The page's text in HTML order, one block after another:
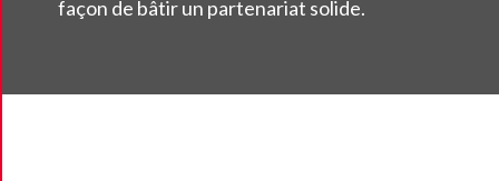
façon de bâtir un partenariat solide.